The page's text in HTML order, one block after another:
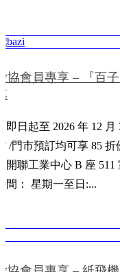
9355 3313
www.facebook.com/
協會員專享 – 『百
即日起至 2026 年 12
/門市預訂均可享 85
開聯工業中心 B 座
間： 星期一至日:...